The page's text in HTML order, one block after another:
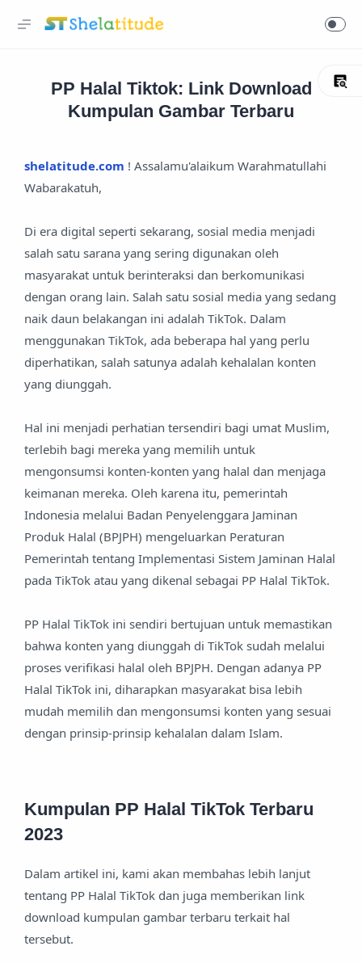
PP Halal Tiktok: Link Download
Kumpulan Gambar Terbaru
shelatitude.com ! Assalamu'alaikum Warahmatullahi
Wabarakatuh,
Di era digital seperti sekarang, sosial media menjadi
salah satu sarana yang sering digunakan oleh
masyarakat untuk berinteraksi dan berkomunikasi
dengan orang lain. Salah satu sosial media yang sedang
naik daun belakangan ini adalah TikTok. Dalam
menggunakan TikTok, ada beberapa hal yang perlu
diperhatikan, salah satunya adalah kehalalan konten
yang diunggah.
Hal ini menjadi perhatian tersendiri bagi umat Muslim,
terlebih bagi mereka yang memilih untuk
mengonsumsi konten-konten yang halal dan menjaga
keimanan mereka. Oleh karena itu, pemerintah
Indonesia melalui Badan Penyelenggara Jaminan
Produk Halal (BPJPH) mengeluarkan Peraturan
Pemerintah tentang Implementasi Sistem Jaminan Halal
pada TikTok atau yang dikenal sebagai PP Halal TikTok.
PP Halal TikTok ini sendiri bertujuan untuk memastikan
bahwa konten yang diunggah di TikTok sudah melalui
proses verifikasi halal oleh BPJPH. Dengan adanya PP
Halal TikTok ini, diharapkan masyarakat bisa lebih
mudah memilih dan mengonsumsi konten yang sesuai
dengan prinsip-prinsip kehalalan dalam Islam.
Kumpulan PP Halal TikTok Terbaru
2023
Dalam artikel ini, kami akan membahas lebih lanjut
tentang PP Halal TikTok dan juga memberikan link
download kumpulan gambar terbaru terkait hal
tersebut.